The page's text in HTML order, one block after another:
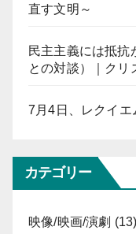
直す文明～
民主主義には抵抗
との対談）｜クリ
7月4日、レクイエ
カテゴリー
映像/映画/演劇 (13)